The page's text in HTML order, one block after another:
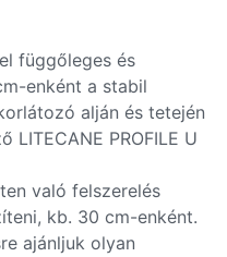
függőleges és
enként a stabil
alján és tetején
LITECANE PROFILE U
való felszerelés
kb. 30 cm-enként.
ajánljuk olyan